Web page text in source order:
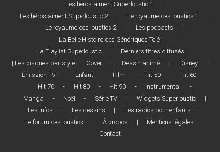
Les héros aiment Superloustic 1
-
Les héros aiment Superloustic 2
- Le royaume des loustics 1
-
Le royaume des loustics 2
| Les podcasts
|
La Belle Histoire des Génériques Télé
|
La Playlist Superloustic
|
Derniers titres diffusés
| Les disques par style :
Cover - Dessin animé - Disney
-
Émission TV
- Enfant - Film - Hit 50 - Hit 60
-
Hit 70
- Hit 80 - Hit 90 - Instrumental
-
Manga
- Noël - Série TV | Widgets Superloustic
|
Les infos
| Les dessins | Les radios pour enfants
|
Le forum des loustics
| À propos | Mentions légales
|
Contact